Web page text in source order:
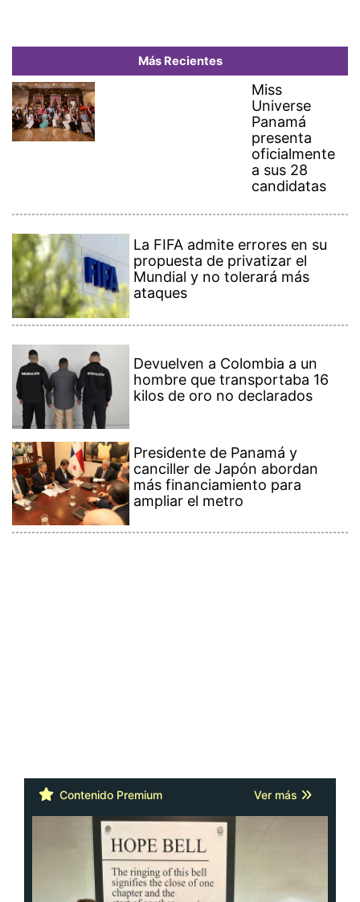
Más Recientes
Miss
Universe
Panamá
presenta
oficialmente
a sus 28
candidatas
La FIFA admite errores en su
propuesta de privatizar el
Mundial y no tolerará más
ataques
Devuelven a Colombia a un
hombre que transportaba 16
kilos de oro no declarados
Presidente de Panamá y
canciller de Japón abordan
más financiamiento para
ampliar el metro
Contenido Premium Ver más